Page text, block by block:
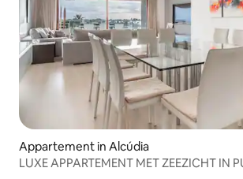
Appartement in Alcúdia
LUXE APPARTEMENT MET ZEEZICHT IN